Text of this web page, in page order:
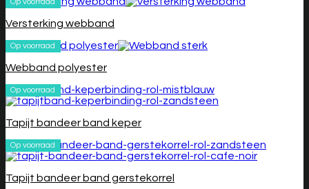
Versterking webband
Op voorraad
Webband polyester
Op voorraad
Tapijt bandeer band keper
Op voorraad
Tapijt bandeer band gerstekorrel